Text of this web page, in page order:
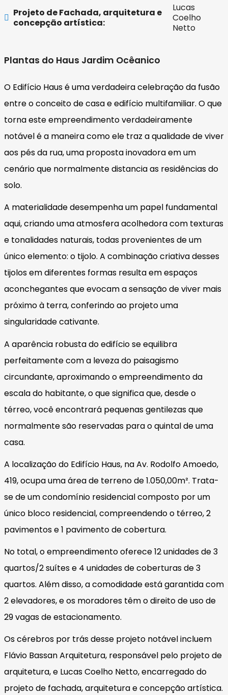
Projeto de Fachada, arquitetura e
concepção artística:
Lucas
Coelho
Netto
Plantas do Haus Jardim Ocêanico
O Edifício Haus é uma verdadeira celebração da fusão
entre o conceito de casa e edifício multifamiliar. O que
torna este empreendimento verdadeiramente
notável é a maneira como ele traz a qualidade de viver
aos pés da rua, uma proposta inovadora em um
cenário que normalmente distancia as residências do
solo.
A materialidade desempenha um papel fundamental
aqui, criando uma atmosfera acolhedora com texturas
e tonalidades naturais, todas provenientes de um
único elemento: o tijolo. A combinação criativa desses
tijolos em diferentes formas resulta em espaços
aconchegantes que evocam a sensação de viver mais
próximo à terra, conferindo ao projeto uma
singularidade cativante.
A aparência robusta do edifício se equilibra
perfeitamente com a leveza do paisagismo
circundante, aproximando o empreendimento da
escala do habitante, o que significa que, desde o
térreo, você encontrará pequenas gentilezas que
normalmente são reservadas para o quintal de uma
casa.
A localização do Edifício Haus, na Av. Rodolfo Amoedo,
419, ocupa uma área de terreno de 1.050,00m². Trata-
se de um condomínio residencial composto por um
único bloco residencial, compreendendo o térreo, 2
pavimentos e 1 pavimento de cobertura.
No total, o empreendimento oferece 12 unidades de 3
quartos/2 suítes e 4 unidades de coberturas de 3
quartos. Além disso, a comodidade está garantida com
2 elevadores, e os moradores têm o direito de uso de
29 vagas de estacionamento.
Os cérebros por trás desse projeto notável incluem
Flávio Bassan Arquitetura, responsável pelo projeto de
arquitetura, e Lucas Coelho Netto, encarregado do
projeto de fachada, arquitetura e concepção artística.